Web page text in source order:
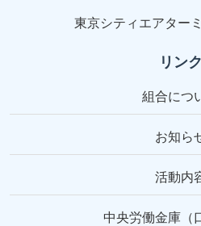
東京シティエアター
リンク
組合につ
お知ら
活動内
中央労働金庫（